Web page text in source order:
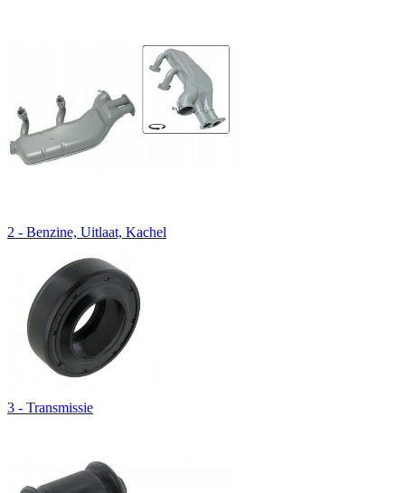
2 - Benzine, Uitlaat, Kachel
3 - Transmissie